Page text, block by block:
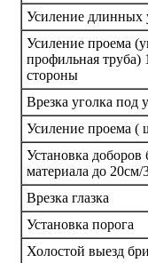
Усиление длинных
Усиление проема
профильная труба)
стороны
Врезка уголка под
Усиление проема (
Установка доборов
материала до 20см/
Врезка глазка
Установка порога
Холостой выезд